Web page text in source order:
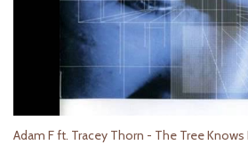
Adam F ft. Tracey Thorn - The Tree